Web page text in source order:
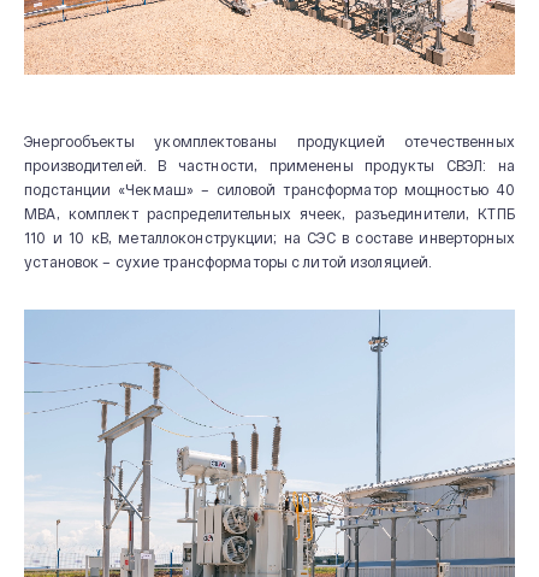
Энергообъекты укомплектованы продукцией отечественных
производителей. В частности, применены продукты СВЭЛ: на
подстанции «Чекмаш» – силовой трансформатор мощностью 40
МВА, комплект распределительных ячеек, разъединители, КТПБ
110 и 10 кВ, металлоконструкции; на СЭС в составе инверторных
установок – сухие трансформаторы с литой изоляцией.